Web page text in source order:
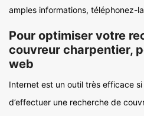
amples informations, téléphonez-
Pour optimiser votre
couvreur charpentier,
web
Internet est un outil très efficace
d’effectuer une recherche de